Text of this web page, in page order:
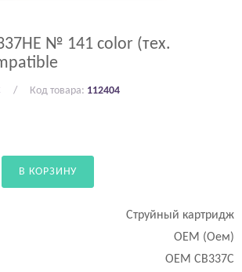
№ 141 color (тех.
Код товара: 112404
Струйный картридж
OEM (Оем)
OEM CB337C
В КОРЗИНУ